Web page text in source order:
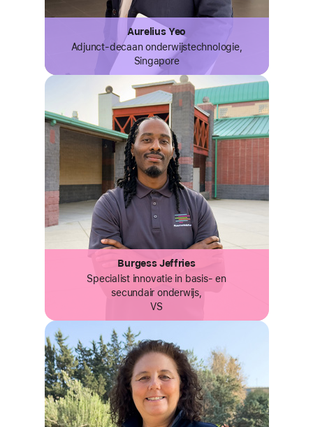
Aurelius Yeo
Adjunct-decaan onderwijs­technologie,
Singapore
Burgess Jeffries
Specialist innovatie in basis- en
secundair onderwijs,
VS